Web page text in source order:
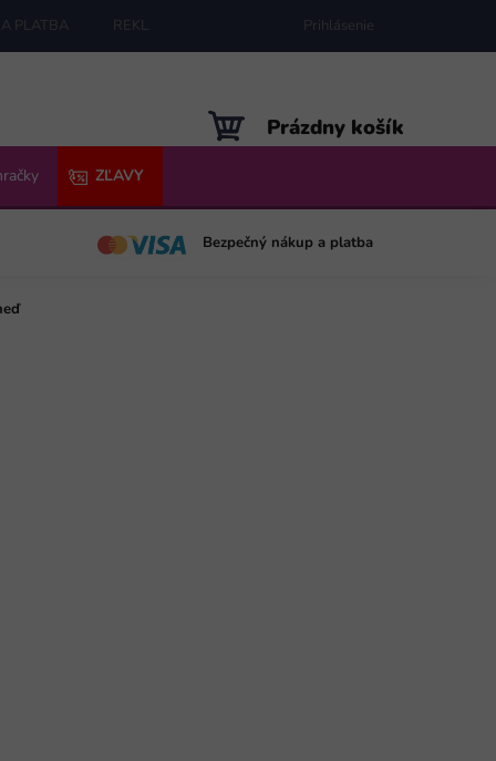
PLATBA REKLAMÁCIE MAPA SERVERU
Prihlásenie
NÁKUPNÝ
KOŠÍK
Prázdny košík
ZĽAVY
Bezpečný nákup a platba